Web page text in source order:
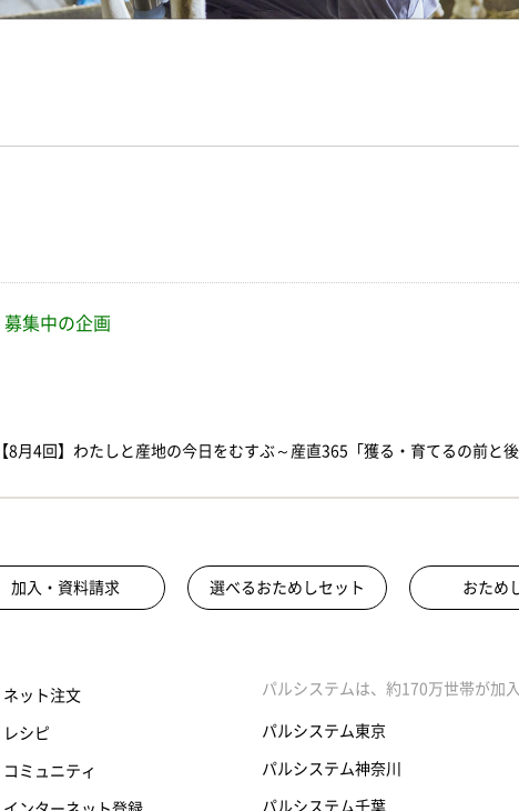
募集中の企画
【8月4回】わたしと産地の今日をむすぶ～産直365「獲る・育てるの前と後
加入・資料請求 選べるおためしセット おため
ネット注文
レシピ
コミュニティ
パルシステムは、約170万世帯が加
パルシステム東京
パルシステム神奈川
パルシステム千葉